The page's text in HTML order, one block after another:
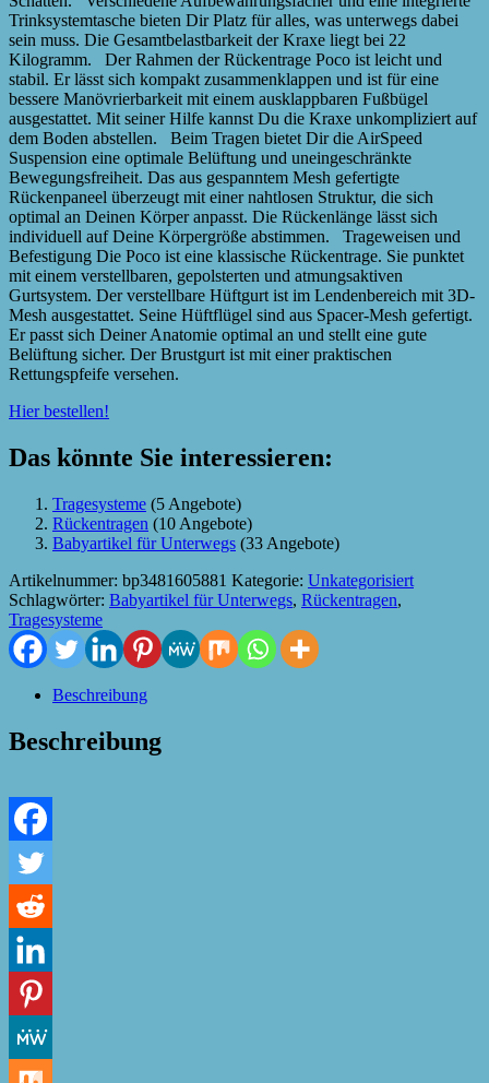
Trinksystemtasche bieten Dir Platz für alles, was unterwegs dabei
sein muss. Die Gesamtbelastbarkeit der Kraxe liegt bei 22
Kilogramm. Der Rahmen der Rückentrage Poco ist leicht und
stabil. Er lässt sich kompakt zusammenklappen und ist für eine
bessere Manövrierbarkeit mit einem ausklappbaren Fußbügel
ausgestattet. Mit seiner Hilfe kannst Du die Kraxe unkompliziert auf
dem Boden abstellen. Beim Tragen bietet Dir die AirSpeed
Suspension eine optimale Belüftung und uneingeschränkte
Bewegungsfreiheit. Das aus gespanntem Mesh gefertigte
Rückenpaneel überzeugt mit einer nahtlosen Struktur, die sich
optimal an Deinen Körper anpasst. Die Rückenlänge lässt sich
individuell auf Deine Körpergröße abstimmen. Trageweisen und
Befestigung Die Poco ist eine klassische Rückentrage. Sie punktet
mit einem verstellbaren, gepolsterten und atmungsaktiven
Gurtsystem. Der verstellbare Hüftgurt ist im Lendenbereich mit 3D-
Mesh ausgestattet. Seine Hüftflügel sind aus Spacer-Mesh gefertigt.
Er passt sich Deiner Anatomie optimal an und stellt eine gute
Belüftung sicher. Der Brustgurt ist mit einer praktischen
Rettungspfeife versehen.
Hier bestellen!
Das könnte Sie interessieren:
Tragesysteme (5 Angebote)
Rückentragen (10 Angebote)
Babyartikel für Unterwegs (33 Angebote)
Artikelnummer: bp3481605881 Kategorie: Unkategorisiert
Schlagwörter: Babyartikel für Unterwegs, Rückentragen,
Tragesysteme
Beschreibung
Beschreibung